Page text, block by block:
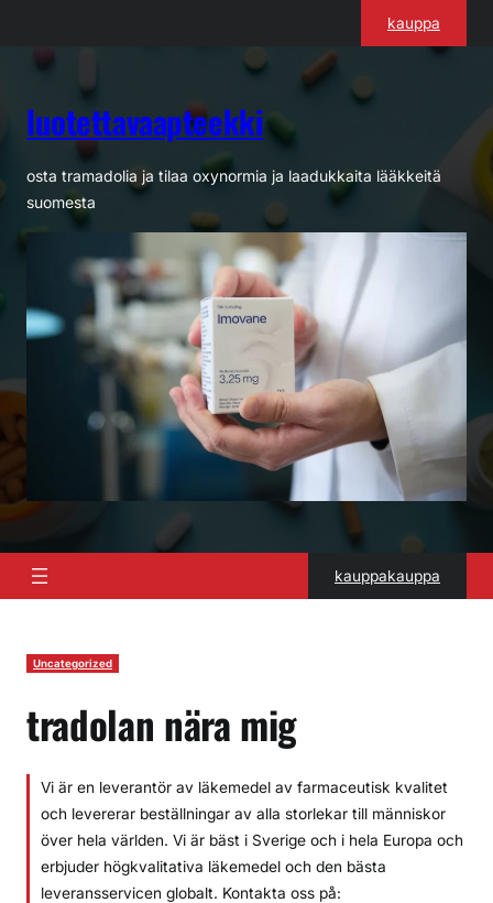
kauppa
luotettavaapteekki
osta tramadolia ja tilaa oxynormia ja laadukkaita lääkkeitä
suomesta
kauppakauppa
Uncategorized
tradolan nära mig
Vi är en leverantör av läkemedel av farmaceutisk kvalitet
och levererar beställningar av alla storlekar till människor
över hela världen. Vi är bäst i Sverige och i hela Europa och
erbjuder högkvalitativa läkemedel och den bästa
leveransservicen globalt. Kontakta oss på: